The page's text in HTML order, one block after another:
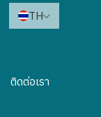
TH
ติดต่อเรา